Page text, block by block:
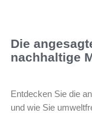
Die
nachhaltige
Entdecken Sie die
und wie Sie